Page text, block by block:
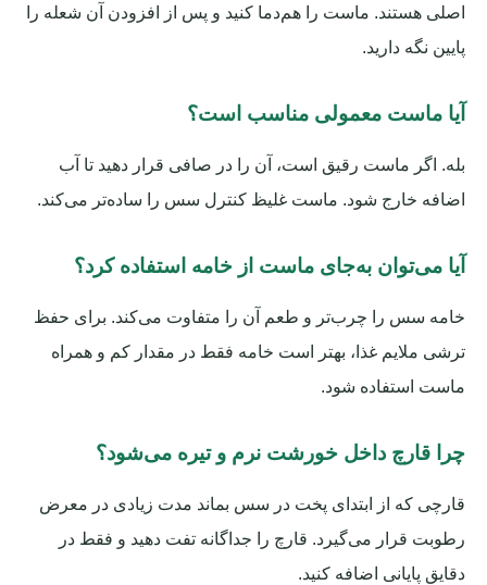
اصلی هستند. ماست را هم‌دما کنید و پس از افزودن آن شعله را
پایین نگه دارید.
آیا ماست معمولی مناسب است؟
بله. اگر ماست رقیق است، آن را در صافی قرار دهید تا آب
اضافه خارج شود. ماست غلیظ کنترل سس را ساده‌تر می‌کند.
آیا می‌توان به‌جای ماست از خامه استفاده کرد؟
خامه سس را چرب‌تر و طعم آن را متفاوت می‌کند. برای حفظ
ترشی ملایم غذا، بهتر است خامه فقط در مقدار کم و همراه
ماست استفاده شود.
چرا قارچ داخل خورشت نرم و تیره می‌شود؟
قارچی که از ابتدای پخت در سس بماند مدت زیادی در معرض
رطوبت قرار می‌گیرد. قارچ را جداگانه تفت دهید و فقط در
دقایق پایانی اضافه کنید.